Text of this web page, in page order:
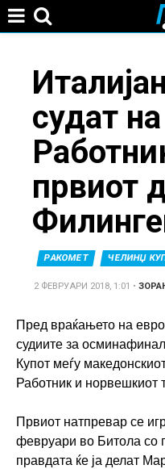
судат
првиот
РАКОМЕТ ЧЕЛИНЏ
2 ФЕВРУАРИ 2018, 1:01 •
Пред враќањето на
судиите за
Купот меѓу
Работник и норвешкиот
Првиот натпревар се
февруари во Битола со
правдата ќе ја делат